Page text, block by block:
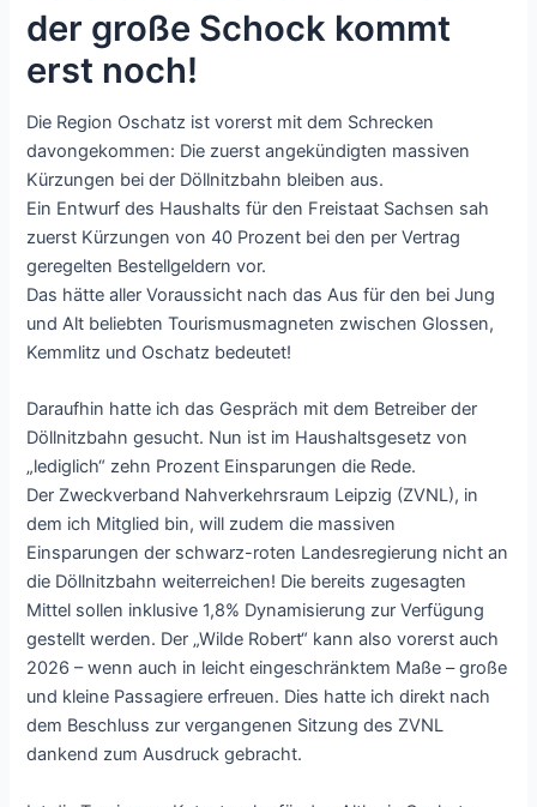
der große Schock kommt
erst noch!
Die Region Oschatz ist vorerst mit dem Schrecken
davongekommen: Die zuerst angekündigten massiven
Kürzungen bei der Döllnitzbahn bleiben aus.
Ein Entwurf des Haushalts für den Freistaat Sachsen sah
zuerst Kürzungen von 40 Prozent bei den per Vertrag
geregelten Bestellgeldern vor.
Das hätte aller Voraussicht nach das Aus für den bei Jung
und Alt beliebten Tourismusmagneten zwischen Glossen,
Kemmlitz und Oschatz bedeutet!
Daraufhin hatte ich das Gespräch mit dem Betreiber der
Döllnitzbahn gesucht. Nun ist im Haushaltsgesetz von
„lediglich“ zehn Prozent Einsparungen die Rede.
Der Zweckverband Nahverkehrsraum Leipzig (ZVNL), in
dem ich Mitglied bin, will zudem die massiven
Einsparungen der schwarz-roten Landesregierung nicht an
die Döllnitzbahn weiterreichen! Die bereits zugesagten
Mittel sollen inklusive 1,8% Dynamisierung zur Verfügung
gestellt werden. Der „Wilde Robert“ kann also vorerst auch
2026 – wenn auch in leicht eingeschränktem Maße – große
und kleine Passagiere erfreuen. Dies hatte ich direkt nach
dem Beschluss zur vergangenen Sitzung des ZVNL
dankend zum Ausdruck gebracht.